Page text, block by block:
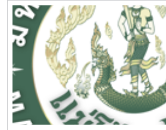
ธุรกิจเอกชน ห้างร้าน ฯลฯ มาทำการรั
กับผู้สมัครโดยตรงกรอกข้อมูลด้วยลายมื
สมัครพร้อมหลักฐานประกอบโดยการสแ
บริการฝึกอบรมและให้คำปรึกษาด้านกา
tcsc.mju@gmail.com หรือ ส่งทางโทรส
-875190 สอบถามรายละเอียดเพิ่มเติมโ
053-875153, 091-0719833 (คุณปรัส
พิชัย ศรีโสดา,คุณรดาพร ทองมา)***ภา
2559***